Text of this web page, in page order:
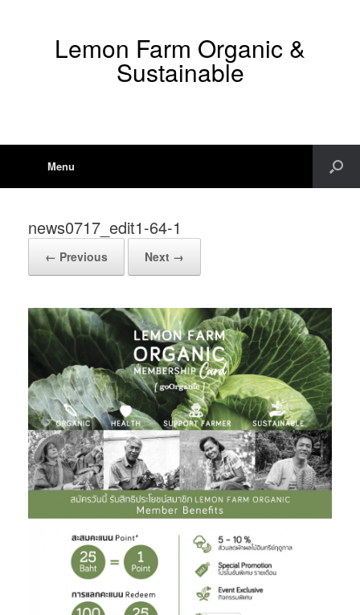
Lemon Farm Organic &
Sustainable
Menu
news0717_edit1-64-1
← Previous Next →